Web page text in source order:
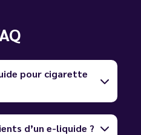
pour cigarette
d’un e-liquide ?